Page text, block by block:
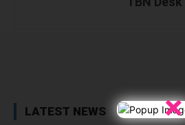
×
LATEST NEWS